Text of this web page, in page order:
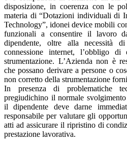
disposizione, in coerenza con le
materia di “Dotazioni individuali di
Technology”, idonei device mobili
funzionali a consentire il lavoro
dipendente, oltre alla necessità
connessione internet, l’obbligo
strumentazione. L’Azienda non è
che possano derivare a persone o
non corretto della strumentazione
In presenza di problematiche
pregiudichino il normale
il dipendente deve darne
responsabile per valutare gli
atti ad assicurare il ripristino di
prestazione lavorativa.